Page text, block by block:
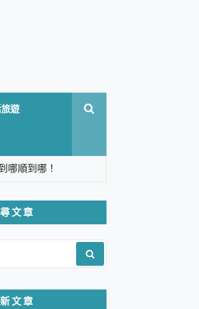
遊
哪順到哪！
戶外攝影機 開箱 評
價
文章
文章